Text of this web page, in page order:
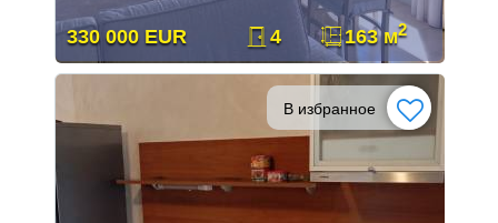
330 000 EUR 4 163 м2
В избранное